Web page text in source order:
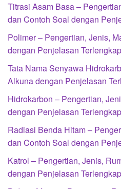
Titrasi Asam Basa –
dan Contoh Soal dengan
Polimer – Pengertian, Jenis,
dengan Penjelasan Terlengkap
Tata Nama Senyawa
Alkuna dengan Penjelasan
Hidrokarbon – Pengertian,
dengan Penjelasan Terlengkap
Radiasi Benda Hitam –
dan Contoh Soal dengan
Katrol – Pengertian, Jenis,
dengan Penjelasan Terlengkap